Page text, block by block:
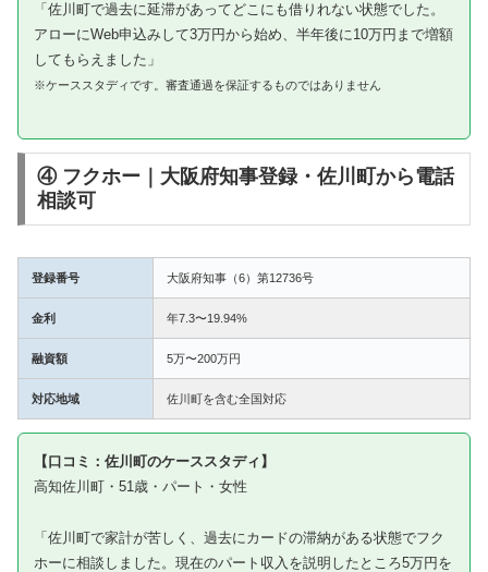
「佐川町で過去に延滞があってどこにも借りれない状態でした。
アローにWeb申込みして3万円から始め、半年後に10万円まで増額
してもらえました」
※ケーススタディです。審査通過を保証するものではありません
④ フクホー｜大阪府知事登録・佐川町から電話
相談可
登録番号 大阪府知事（6）第12736号
金利 年7.3〜19.94%
融資額 5万〜200万円
対応地域 佐川町を含む全国対応
【口コミ：佐川町のケーススタディ】
高知佐川町・51歳・パート・女性
「佐川町で家計が苦しく、過去にカードの滞納がある状態でフク
ホーに相談しました。現在のパート収入を説明したところ5万円を